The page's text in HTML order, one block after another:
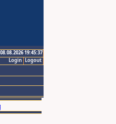
19:45:37
Logout
Login